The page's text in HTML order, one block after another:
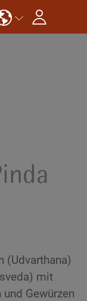
(Udvarthana)
mit
Gewürzen